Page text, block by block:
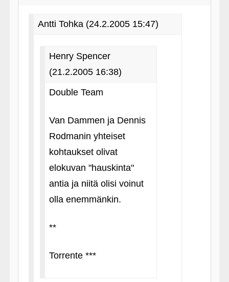
Antti Tohka (24.2.2005 15:47)
Henry Spencer
(21.2.2005 16:38)
Double Team
Van Dammen ja Dennis
Rodmanin yhteiset
kohtaukset olivat
elokuvan "hauskinta"
antia ja niitä olisi voinut
olla enemmänkin.
**
Torrente ***